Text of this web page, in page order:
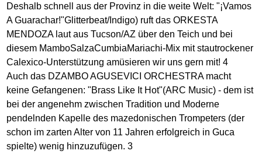
Deshalb schnell aus der Provinz in die weite Welt: "¡Vamos
A Guarachar!"Glitterbeat/Indigo) ruft das ORKESTA
MENDOZA laut aus Tucson/AZ über den Teich und bei
diesem MamboSalzaCumbiaMariachi-Mix mit stautrockener
Calexico-Unterstützung amüsieren wir uns gern mit! 4
Auch das DZAMBO AGUSEVICI ORCHESTRA macht
keine Gefangenen: "Brass Like It Hot"(ARC Music) - dem ist
bei der angenehm zwischen Tradition und Moderne
pendelnden Kapelle des mazedonischen Trompeters (der
schon im zarten Alter von 11 Jahren erfolgreich in Guca
spielte) wenig hinzuzufügen. 3